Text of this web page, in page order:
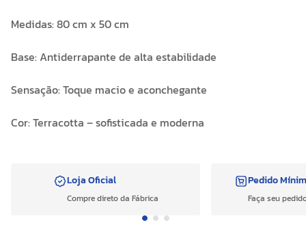
Medidas: 80 cm x 50 cm
Base: Antiderrapante de alta estabilidade
Sensação: Toque macio e aconchegante
Cor: Terracotta – sofisticada e moderna
Loja Oficial
Compre direto da Fábrica
Pedido
Faça seu